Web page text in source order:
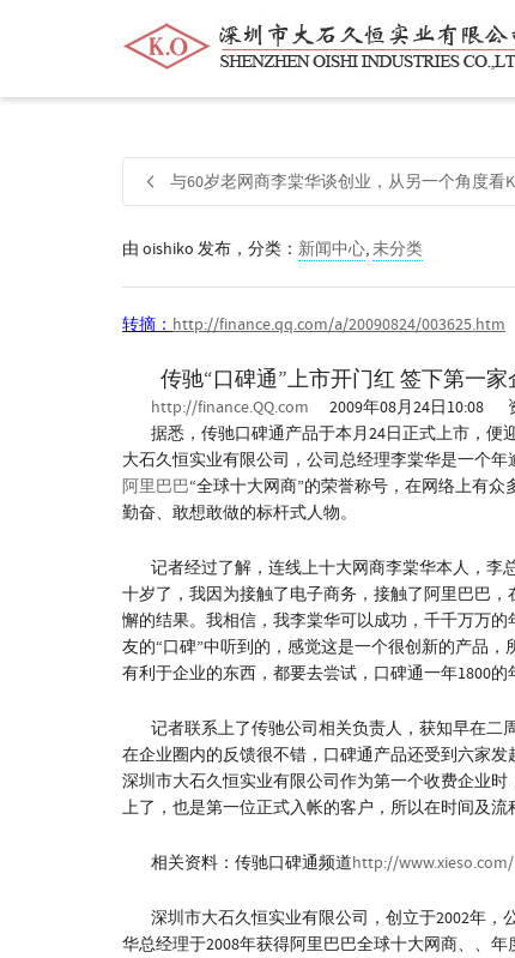
帮我查找新的衬衫尺码中号价格
与60岁老网商李棠华谈创业，从另一个角度看
由 oishiko 发布，分类： 新闻中心,未分类
转摘： http://finance.qq.com/a/20090824/003625.htm
传驰“口碑通”上市开门红 签下第一家
http://finance.QQ.com 2009年08月24日
据悉，传驰口碑通产品于本月24日正式上市，便
大石久恒实业有限公司，公司总经理李棠华是一个
阿里巴巴“全球十大网商”的荣誉称号，在网络上有
勤奋、敢想敢做的标杆式人物。
记者经过了解，连线上十大网商李棠华本人，李
十岁了，我因为接触了电子商务，接触了阿里巴巴
懈的结果。我相信，我李棠华可以成功，千千万万
友的“口碑”中听到的，感觉这是一个很创新的产品
有利于企业的东西，都要去尝试，口碑通一年1800的
记者联系上了传驰公司相关负责人，获知早在二
在企业圈内的反馈很不错，口碑通产品还受到六家
深圳市大石久恒实业有限公司作为第一个收费企业
上了，也是第一位正式入帐的客户，所以在时间及流
相关资料：传驰口碑通频道http://
深圳市大石久恒实业有限公司，创立于2002年，
华总经理于2008年获得阿里巴巴全球十大网商、、